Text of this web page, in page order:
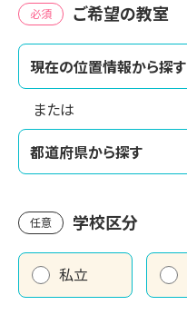
必須 ご希望の教室
現在の位置情報から探す
または
都道府県から探す
任意 学校区分
私立